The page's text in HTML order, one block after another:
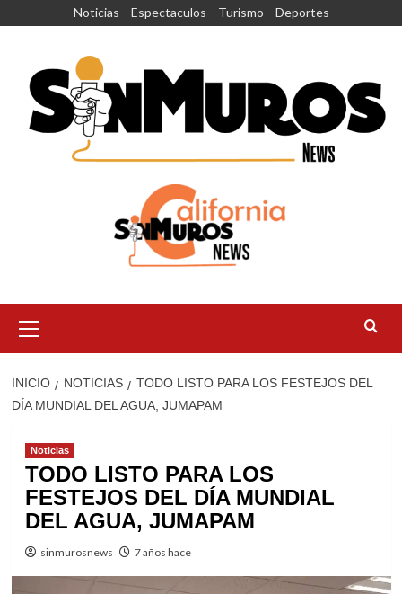
Noticias Espectaculos Turismo Deportes
principal
INICIO NOTICIAS
TODO LISTO PARA LOS FESTEJOS DEL
DÍA MUNDIAL DEL AGUA, JUMAPAM
Noticias
TODO LISTO PARA LOS
FESTEJOS DEL DÍA MUNDIAL
DEL AGUA, JUMAPAM
sinmurosnews 7 años hace